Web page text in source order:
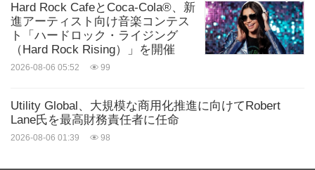
Hard Rock CafeとCoca-Cola®、新
進アーティスト向け音楽コンテス
ト「ハードロック・ライジング
（Hard Rock Rising）」を開催
2026-08-06 05:52 99
Utility Global、大規模な商用化推進に向けてRobert
Lane氏を最高財務責任者に任命
2026-08-06 01:39 98